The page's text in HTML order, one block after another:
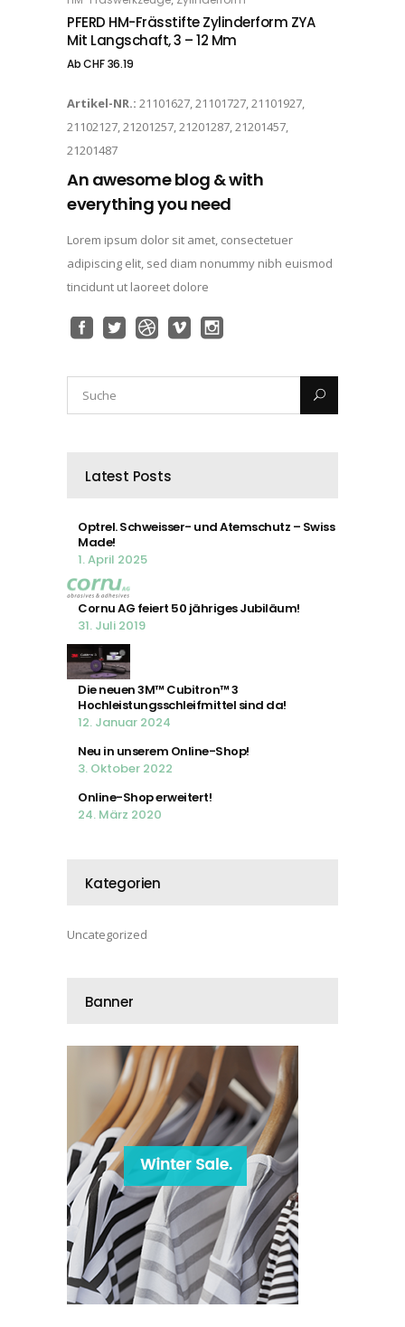
PFERD HM-Frässtifte Zylinderform ZYA
Mit Langschaft, 3 – 12 Mm
AbCHF36.19
Artikel-NR.: 21101627, 21101727, 21101927,
21102127, 21201257, 21201287, 21201457,
21201487
An awesome blog & with
everything you need
Lorem ipsum dolor sit amet, consectetuer
adipiscing elit, sed diam nonummy nibh euismod
tincidunt ut laoreet dolore
Latest Posts
Optrel. Schweisser- und Atemschutz – Swiss
Made!
1. April 2025
Cornu AG feiert 50 jähriges Jubiläum!
31. Juli 2019
Die neuen 3M™ Cubitron™ 3
Hochleistungsschleifmittel sind da!
12. Januar 2024
Neu in unserem Online-Shop!
3. Oktober 2022
Online-Shop erweitert!
24. März 2020
Kategorien
Uncategorized
Banner